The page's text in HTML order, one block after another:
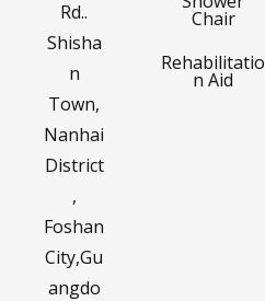
Rd..
Shisha
n
Town,
Nanhai
District
,
Foshan
City,Gu
angdo
Chair
Rehabilitatio
n Aid